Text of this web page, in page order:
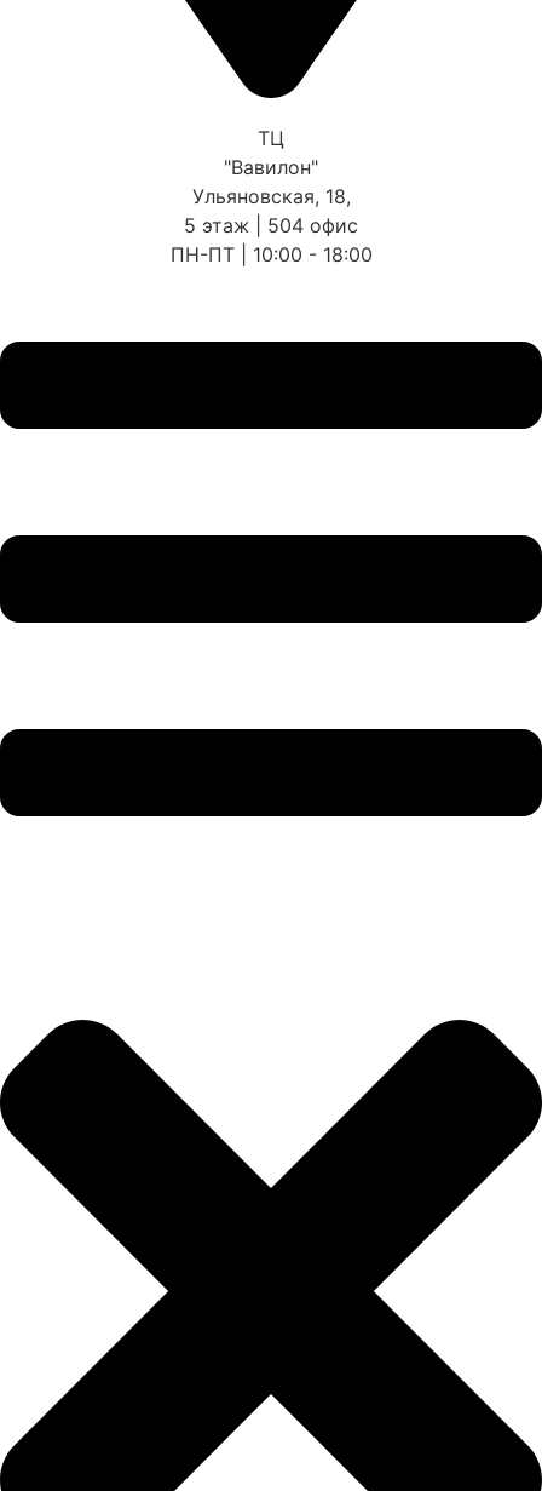
ТЦ
"Вавилон"
Ульяновская, 18,
5 этаж | 504 офис
ПН-ПТ | 10:00 - 18:00